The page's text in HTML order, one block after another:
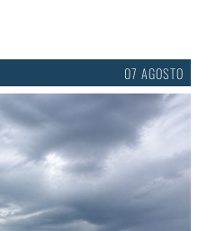
07 AGOSTO